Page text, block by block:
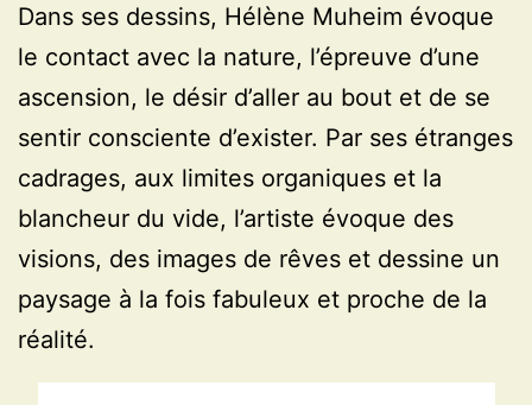
Dans ses dessins, Hélène Muheim évoque
le contact avec la nature, l’épreuve d’une
ascension, le désir d’aller au bout et de se
sentir consciente d’exister. Par ses étranges
cadrages, aux limites organiques et la
blancheur du vide, l’artiste évoque des
visions, des images de rêves et dessine un
paysage à la fois fabuleux et proche de la
réalité.